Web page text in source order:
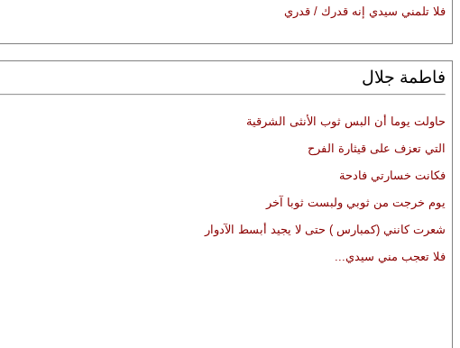
فلا تلمني سيدي إنه قدرك / قدري
فاطمة جلال
حاولت يوما أن البس ثوب الأنثى الشرقية
التي تعزف على قيثارة الفرح
فكانت خسارتي فادحة
يوم خرجت من ثوبي ولبست ثوبا آخر
شعرت كانني (كمبارس ) حتى لا يجيد أبسط الآدوار
فلا تعجب مني سيدي...